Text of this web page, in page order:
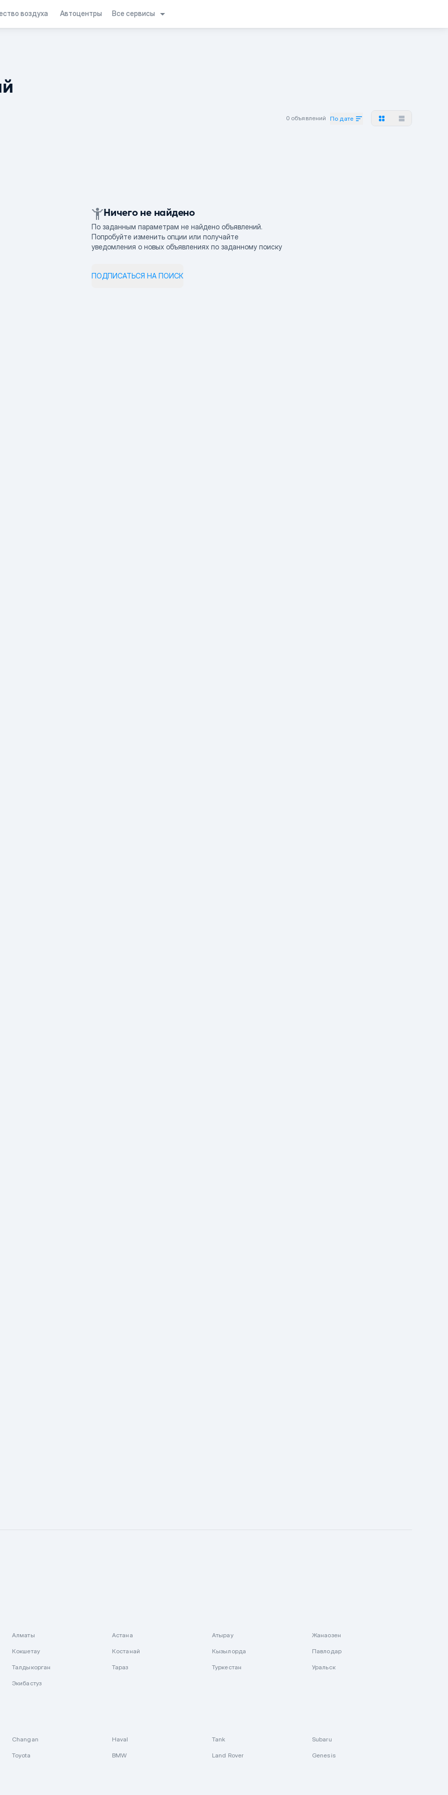
воздуха Автоцентры Все сервисы
0 объявлений По дате
Ничего не найдено
По заданным параметрам не найдено объявлений.
Попробуйте изменить опции или получайте
уведомления о новых объявлениях по заданному поиску
ПОДПИСАТЬСЯ НА ПОИСК
Алматы Астана Атырау Жанаозен
Кокшетау Костанай Кызылорда Павлодар
Талдыкорган Тараз Туркестан Уральск
Экибастуз
Changan Haval Tank Subaru
Toyota BMW Land Rover Genesis